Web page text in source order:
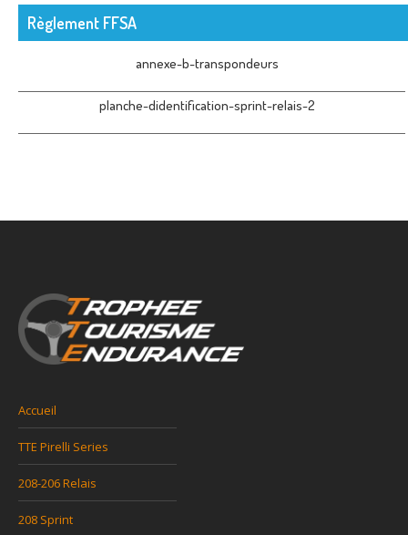
Règlement FFSA
annexe-b-transpondeurs
planche-didentification-sprint-relais-2
Accueil
TTE Pirelli Series
208-206 Relais
208 Sprint